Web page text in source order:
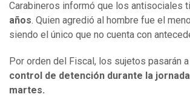
Carabineros informó que los antisociales
años. Quien agredió al hombre fue el
siendo el único que no cuenta con
Por orden del Fiscal, los sujetos pasarán a
control de detención durante la
martes.